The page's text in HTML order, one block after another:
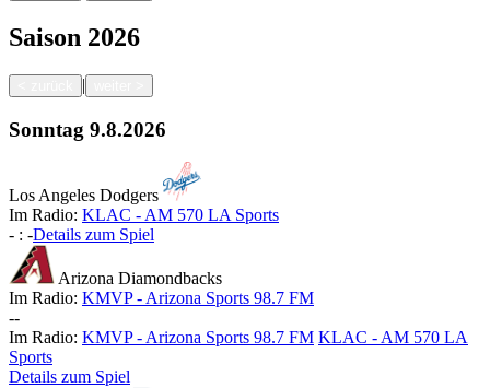
Saison 2026
|
Sonntag 9.8.2026
Los Angeles Dodgers
Im Radio: KLAC - AM 570 LA Sports
- : -Details zum Spiel
Arizona Diamondbacks
Im Radio: KMVP - Arizona Sports 98.7 FM
--
Im Radio: KMVP - Arizona Sports 98.7 FM KLAC - AM 570 LA
Sports
Details zum Spiel